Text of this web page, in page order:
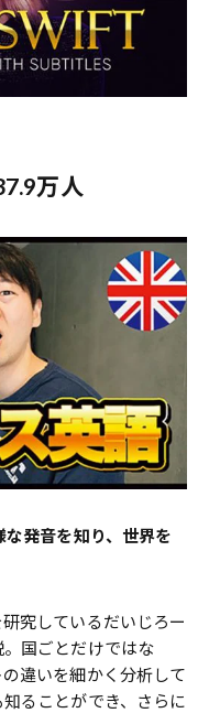
万人
発音を知り、世界を
究しているだいじろー
国ごとだけではな
違いを細かく分析して
ることができ、さらに